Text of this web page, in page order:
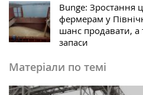
Bunge: Зростання
фермерам у
шанс продавати,
запаси
Матеріали по темі